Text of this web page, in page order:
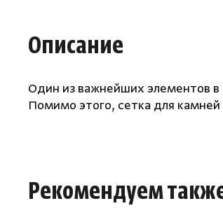
Описание
Один из важнейших элементов в
Помимо этого, сетка для камней
Рекомендуем